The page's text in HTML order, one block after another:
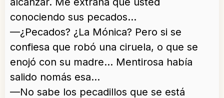
conociendo sus pecados…
—¿Pecados? ¿La Mónica? Pero si se
confiesa que robó una ciruela, o que se
enojó con su madre… Mentirosa había
salido nomás esa…
—No sabe los pecadillos que se está